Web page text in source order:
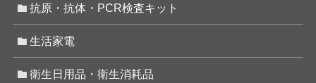
抗原・抗体・PCR検査キット
生活家電
衛生日用品・衛生消耗品